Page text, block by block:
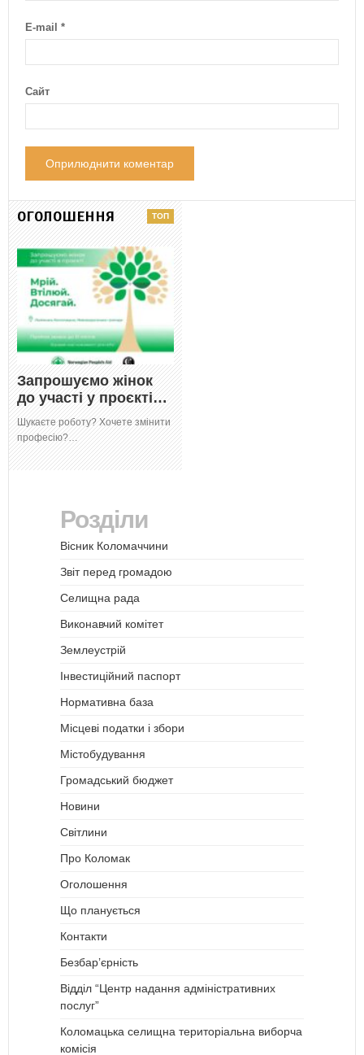
E-mail *
Сайт
ОГОЛОШЕННЯ
Запрошуємо жінок
до участі у проєкті…
Шукаєте роботу? Хочете змінити
професію?…
Розділи
Вісник Коломаччини
Звіт перед громадою
Селищна рада
Виконавчий комітет
Землеустрій
Інвестиційний паспорт
Нормативна база
Місцеві податки і збори
Містобудування
Громадський бюджет
Новини
Світлини
Про Коломак
Оголошення
Що планується
Контакти
Безбар’єрність
Відділ “Центр надання адміністративних
послуг”
Коломацька селищна територіальна виборча
комісія